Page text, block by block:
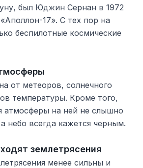
был Юджин Сернан в 1972
17». С тех пор на
беспилотные космические
от метеоров, солнечного
температуры. Кроме того,
атмосферы на ней не слышно
небо всегда кажется черным.
землетрясения
менее сильны и